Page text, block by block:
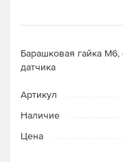
Барашковая гайка М6,
датчика
Артикул
Наличие
Цена